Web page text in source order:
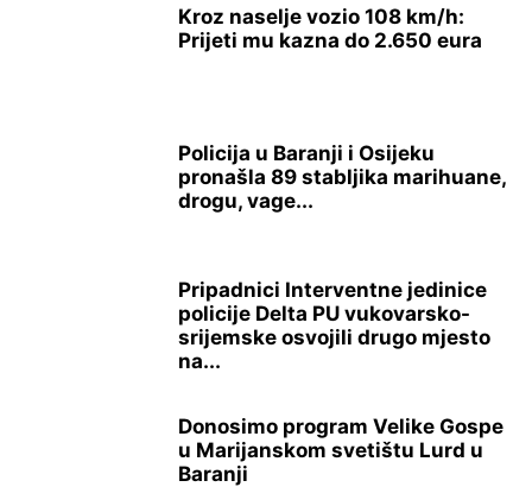
Kroz naselje vozio 108 km/h:
Prijeti mu kazna do 2.650 eura
Policija u Baranji i Osijeku
pronašla 89 stabljika marihuane,
drogu, vage...
Pripadnici Interventne jedinice
policije Delta PU vukovarsko-
srijemske osvojili drugo mjesto
na...
Donosimo program Velike Gospe
u Marijanskom svetištu Lurd u
Baranji